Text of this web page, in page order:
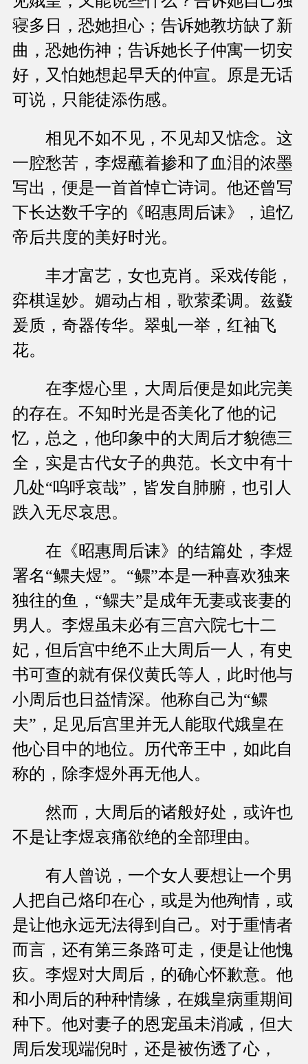
寝多日，恐她担心；告诉她教坊缺了新
曲，恐她伤神；告诉她长子仲寓一切安
好，又怕她想起早夭的仲宣。原是无话
可说，只能徒添伤感。
相见不如不见，不见却又惦念。这
一腔愁苦，李煜蘸着掺和了血泪的浓墨
写出，便是一首首悼亡诗词。他还曾写
下长达数千字的《昭惠周后诔》，追忆
帝后共度的美好时光。
丰才富艺，女也克肖。采戏传能，
弈棋逞妙。媚动占相，歌萦柔调。兹鼗
爰质，奇器传华。翠虬一举，红袖飞
花。
在李煜心里，大周后便是如此完美
的存在。不知时光是否美化了他的记
忆，总之，他印象中的大周后才貌德三
全，实是古代女子的典范。长文中有十
几处“呜呼哀哉”，皆发自肺腑，也引人
跌入无尽哀思。
在《昭惠周后诔》的结篇处，李煜
署名“鳏夫煜”。“鳏”本是一种喜欢独来
独往的鱼，“鳏夫”是成年无妻或丧妻的
男人。李煜虽未必有三宫六院七十二
妃，但后宫中绝不止大周后一人，有史
书可查的就有保仪黄氏等人，此时他与
小周后也日益情深。他称自己为“鳏
夫”，足见后宫里并无人能取代娥皇在
他心目中的地位。历代帝王中，如此自
称的，除李煜外再无他人。
然而，大周后的诸般好处，或许也
不是让李煜哀痛欲绝的全部理由。
有人曾说，一个女人要想让一个男
人把自己烙印在心，或是为他殉情，或
是让他永远无法得到自己。对于重情者
而言，还有第三条路可走，便是让他愧
疚。李煜对大周后，的确心怀歉意。他
和小周后的种种情缘，在娥皇病重期间
种下。他对妻子的恩宠虽未消减，但大
周后发现端倪时，还是被伤透了心，